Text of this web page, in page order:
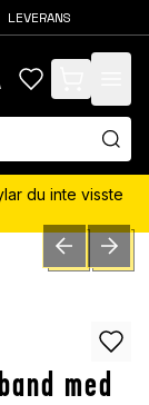
items in cart,
du inte visste
PREVIOUSNEXT
med